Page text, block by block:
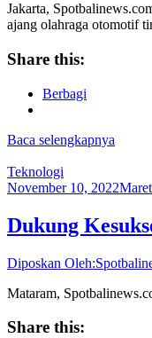
Jakarta,
ajang olahraga otomotif
Share this:
Berbagi
Baca selengkapnya
Teknologi
November 10, 2022
Dukung
Diposkan
Mataram,
Share this: